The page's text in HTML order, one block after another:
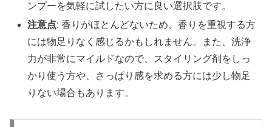
ンプーを気軽に試したい方に良い選択肢です。
注意点: 香りがほとんどないため、香りを重視する方
には物足りなく感じるかもしれません。また、洗浄
力が非常にマイルドなので、スタイリング剤をしっ
かり使う方や、さっぱり感を求める方には少し物足
りない場合もあります。